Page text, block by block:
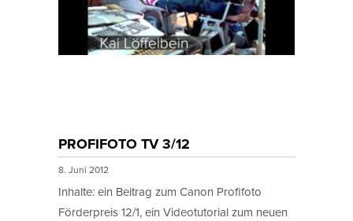
PROFIFOTO TV 3/12
8. Juni 2012
Inhalte: ein Beitrag zum Canon Profifoto
Förderpreis 12/1, ein Videotutorial zum neuen